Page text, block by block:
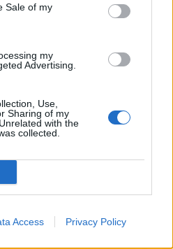
Sale of my
my
Advertising.
Use,
Sharing of my
with the
collected.
Access Privacy Policy
tudo para jovens ao